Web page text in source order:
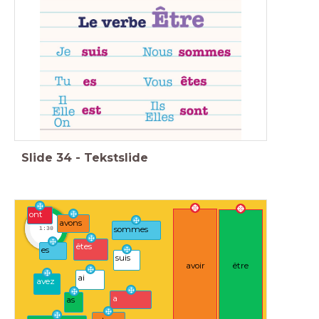
Slide 34 - Tekstslide
1:30
avoir être
ont
es
avons
ai
sommes
avez
suis
a
as
êtes